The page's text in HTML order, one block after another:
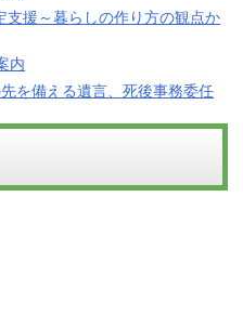
援～暮らしの作り方の観点か
内
を備える遺言、死後事務委任